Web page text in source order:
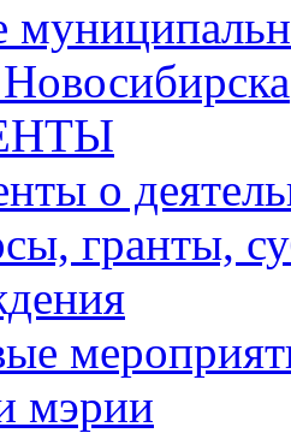
о
гранты,
мэрии